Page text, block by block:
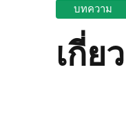
บทความ
เกี่ย